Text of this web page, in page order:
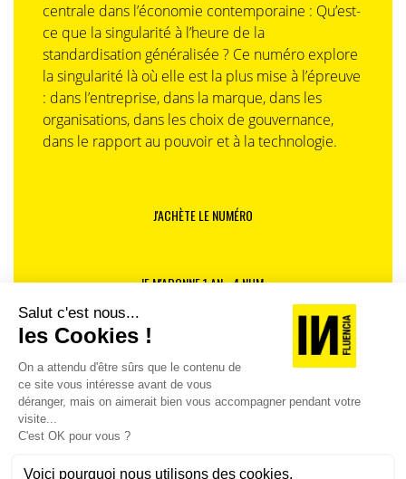
centrale dans l’économie contemporaine : Qu’est-
ce que la singularité à l’heure de la
standardisation généralisée ? Ce numéro explore
la singularité là où elle est la plus mise à l’épreuve
: dans l’entreprise, dans la marque, dans les
organisations, dans les choix de gouvernance,
dans le rapport au pouvoir et à la technologie.
J'ACHÈTE LE NUMÉRO
JE M'ABONNE 1 AN - 4 NUM.
JE DÉCOUVRE LES NUMÉROS PRÉCÉDENTS
Je suis déjà abonné(e) :je consulte la revue en